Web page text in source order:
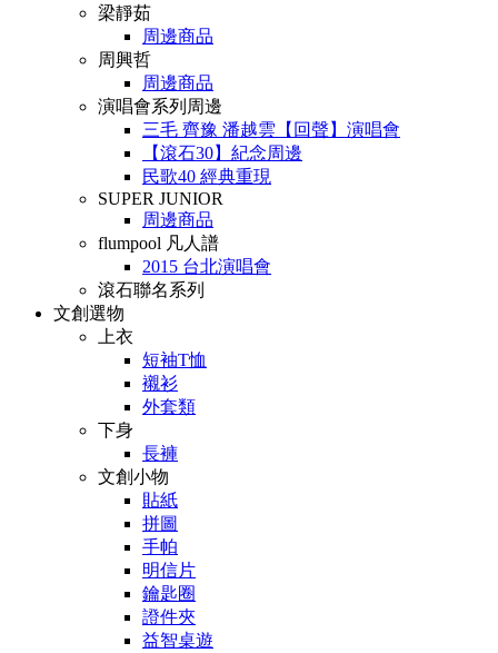
梁靜茹
周邊商品
周興哲
周邊商品
演唱會系列周邊
三毛 齊豫 潘越雲【回聲】演唱會
【滾石30】紀念周邊
民歌40 經典重現
SUPER JUNIOR
周邊商品
flumpool 凡人譜
2015 台北演唱會
滾石聯名系列
文創選物
上衣
短袖T恤
襯衫
外套類
下身
長褲
文創小物
貼紙
拼圖
手帕
明信片
鑰匙圈
證件夾
益智桌遊